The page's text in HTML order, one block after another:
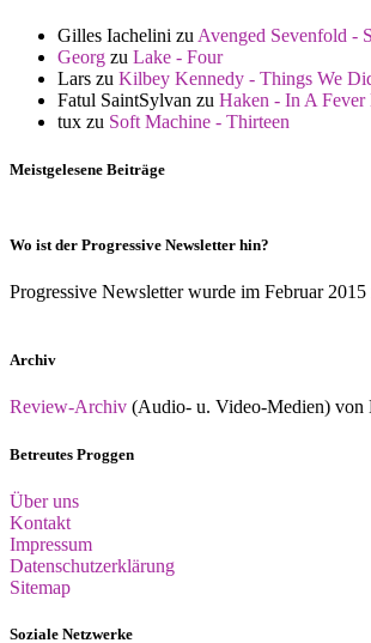
Gilles Iachelini zu Avenged Sevenfold -
Georg zu Lake - Four
Lars zu Kilbey Kennedy - Things We
Fatul SaintSylvan zu Haken - In A Fever
tux zu Soft Machine - Thirteen
Meistgelesene Beiträge
Wo ist der Progressive Newsletter hin?
Progressive Newsletter wurde im Februar
Archiv
Review-Archiv (Audio- u. Video-Medien) von
Betreutes Proggen
Über uns
Kontakt
Impressum
Datenschutzerklärung
Sitemap
Soziale Netzwerke